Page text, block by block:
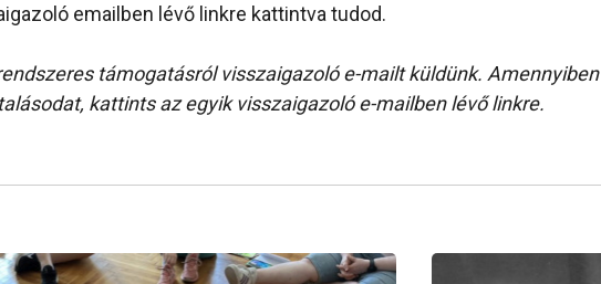
emailben lévő linkre kattintva tudod.
támogatásról visszaigazoló e-mailt küldünk. Amennyiben
kattints az egyik visszaigazoló e-mailben lévő linkre.